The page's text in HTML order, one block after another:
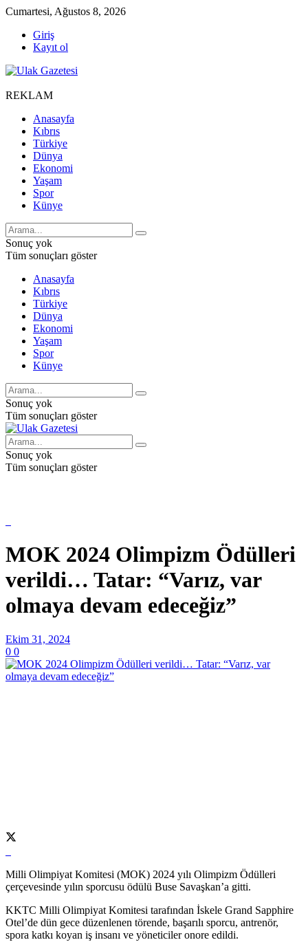
Cumartesi, Ağustos 8, 2026
Giriş
Kayıt ol
REKLAM
Anasayfa
Kıbrıs
Türkiye
Dünya
Ekonomi
Yaşam
Spor
Künye
Sonuç yok
Tüm sonuçları göster
Anasayfa
Kıbrıs
Türkiye
Dünya
Ekonomi
Yaşam
Spor
Künye
Sonuç yok
Tüm sonuçları göster
Sonuç yok
Tüm sonuçları göster
MOK 2024 Olimpizm Ödülleri
verildi… Tatar: “Varız, var
olmaya devam edeceğiz”
Ekim 31, 2024
0 0
Milli Olimpiyat Komitesi (MOK) 2024 yılı Olimpizm Ödülleri
çerçevesinde yılın sporcusu ödülü Buse Savaşkan’a gitti.
KKTC Milli Olimpiyat Komitesi tarafından İskele Grand Sapphire
Otel’de dün gece düzenlenen törende, başarılı sporcu, antrenör,
spora katkı koyan iş insanı ve yöneticiler onore edildi.